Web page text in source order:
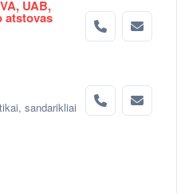
UAB,
atstovas
sandarikliai